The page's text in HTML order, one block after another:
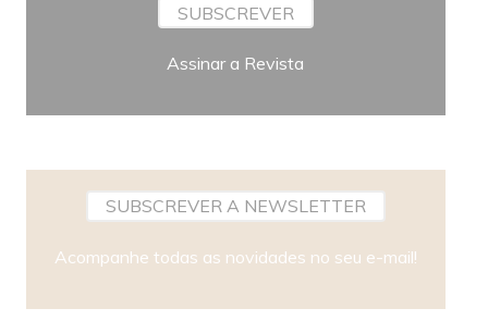
SUBSCREVER
Assinar a Revista
SUBSCREVER A NEWSLETTER
Acompanhe todas as novidades no seu e-mail!